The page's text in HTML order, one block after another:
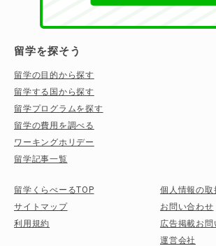
留学を探そう
留学の目的から探す
留学する国から探す
留学プログラムを探す
留学の費用を調べる
ワーキングホリデー
留学記事一覧
留学くらべーるTOP
サイトマップ
利用規約
個人情報の取
お問い合わせ
広告掲載お問
運営会社